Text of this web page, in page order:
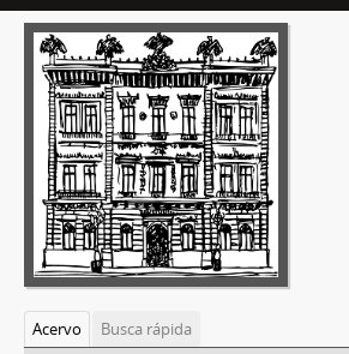
Acervo
Busca rápida